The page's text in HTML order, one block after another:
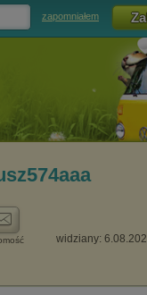
zapomniałem
widziany: